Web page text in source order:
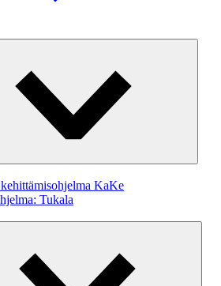
KaKe
Tukala